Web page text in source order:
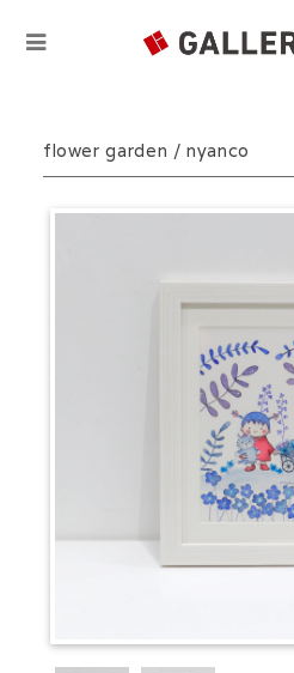
flower garden / nyanco